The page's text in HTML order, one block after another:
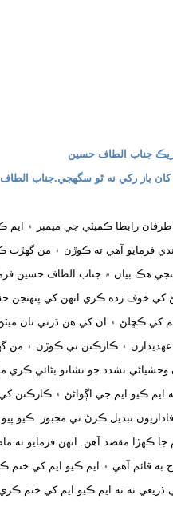
جناب الطاف حسين
باز رکي نه ٿو سگهجي.جناب
ڪميٽي جي ميمبر ۽ ايم ڪيو
آهي ته ڪوڙن ۽ من گهڙت
هڪ بيان ۾ جناب الطاف حسين
کي خوف زده ڪري انهن کي پنهنجن
ڪڇلڻ ۽ ان کي هن ڌرتي تان ميٽڻ
عهديدارن ۽ ڪارڪنن تي ڪوڙن ۽ من
تشدد جو نشانو بڻائي ڪري
ڪيو ايم جي اڳواڻڻ ۽ ڪارڪنن
تبديل ڪرڻ تي مجبور ڪيو
ڪهڙا مقصد آهن. انهن فرمايو ته
به قائم آهي ۽ ايم ڪيو ايم کي
ذريعي نه ته ايم ڪيو ايم کي ختم